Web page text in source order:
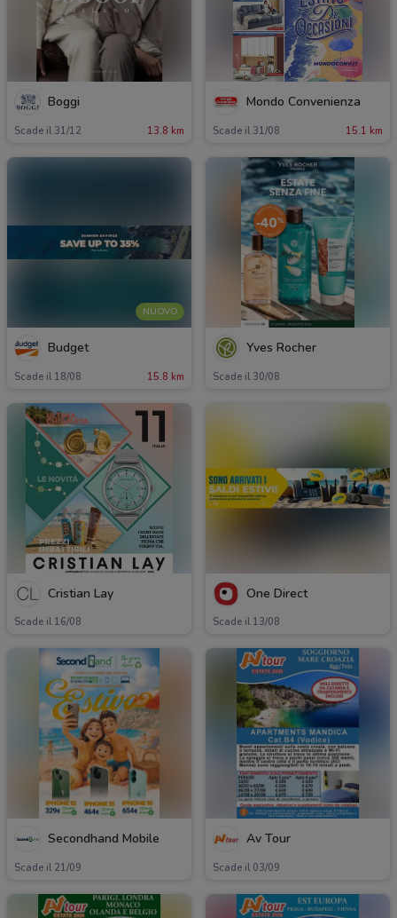
Boggi
Scade il 31/12 13.8 km
Mondo Convenienza
Scade il 31/08 15.1 km
NUOVO
Budget
Scade il 18/08 15.8 km
Yves Rocher
Scade il 30/08
Cristian Lay
Scade il 16/08
One Direct
Scade il 13/08
Secondhand Mobile
Scade il 21/09
Av Tour
Scade il 03/09